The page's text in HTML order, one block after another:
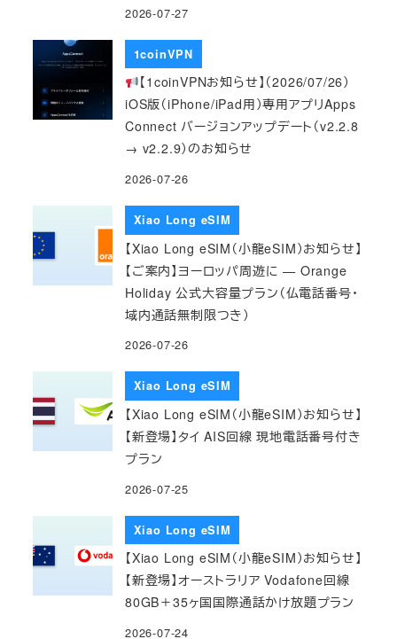
2026-07-27
1coinVPN
【1coinVPNお知らせ】（2026/07/26）
iOS版（iPhone/iPad用）専用アプリApps
Connect バージョンアップデート（v2.2.8
→ v2.2.9）のお知らせ
2026-07-26
Xiao Long eSIM
【Xiao Long eSIM（小龍eSIM）お知らせ】
【ご案内】ヨーロッパ周遊に — Orange
Holiday 公式大容量プラン（仏電話番号・
域内通話無制限つき）
2026-07-26
Xiao Long eSIM
【Xiao Long eSIM（小龍eSIM）お知らせ】
【新登場】タイ AIS回線 現地電話番号付き
プラン
2026-07-25
Xiao Long eSIM
【Xiao Long eSIM（小龍eSIM）お知らせ】
【新登場】オーストラリア Vodafone回線
80GB＋35ヶ国国際通話かけ放題プラン
2026-07-24